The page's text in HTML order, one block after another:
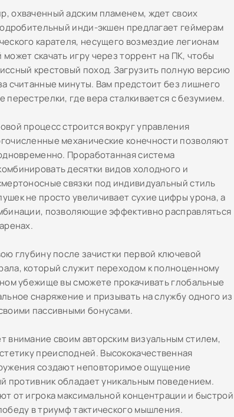
охваченный адским пламенем, ждет своих
инди-экшен предлагает геймерам
карателя, несущего возмездие легионам
скачать игру через торрент на ПК, чтобы
крестовый поход. Загрузить полную версию
считанные минуты. Вам предстоит без лишнего
перестрелки, где вера сталкивается с безумием.
процесс строится вокруг управления
механические конечности позволяют
Проработанная система
десятки видов холодного и
связки под индивидуальный стиль
не просто увеличивает сухие цифры урона, а
позволяющие эффективно расправляться
глубину после зачистки первой ключевой
который служит переходом к полноценному
убежище вы сможете прокачивать глобальные
снаряжение и призывать на службу одного из
пассивными бонусами.
внимание своим авторским визуальным стилем,
преисподней. Высококачественная
создают неповторимое ощущение
противник обладает уникальным поведением.
от игрока максимальной концентрации и быстрой
в триумф тактического мышления.